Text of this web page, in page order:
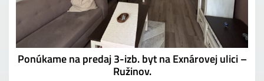
Ponúkame na predaj 3-izb. byt na Exnárovej ulici –
Ružinov.